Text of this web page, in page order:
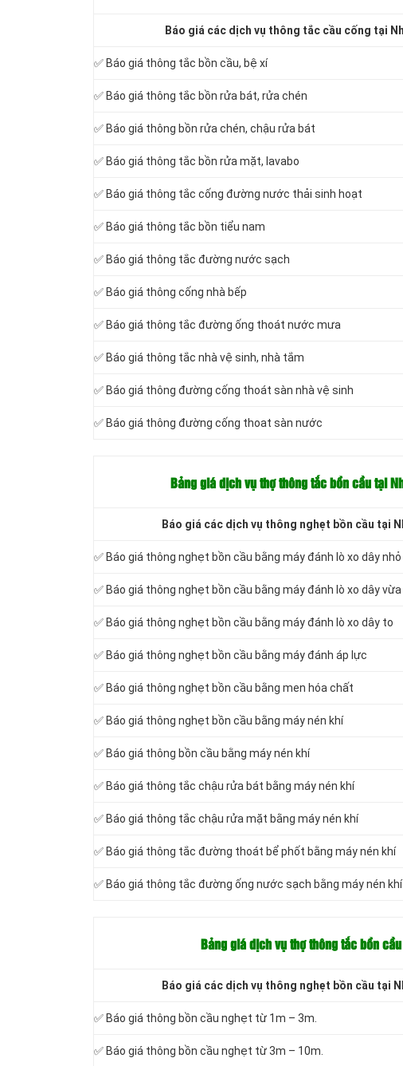
Báo giá các dịch vụ thông tắc cầu cống tại
✅ Báo giá thông tắc bồn cầu, bệ xí
✅ Báo giá thông tắc bồn rửa bát, rửa chén
✅ Báo giá thông bồn rửa chén, chậu rửa bát
✅ Báo giá thông tắc bồn rửa mặt, lavabo
‎✅ Báo giá thông tắc cống đường nước thải sinh hoạt
✅ Báo giá thông tắc bồn tiểu nam
✅ Báo giá thông tắc đường nước sạch
✅ Báo giá thông cống nhà bếp
✅ Báo giá thông tắc đường ống thoát nước mưa
✅ Báo giá thông tắc nhà vệ sinh, nhà tắm
✅ Báo giá thông đường cống thoát sàn nhà vệ sinh
✅ Báo giá thông đường cống thoat sàn nước
Bảng giá dịch vụ thợ thông tắc bồn cầu tại
Báo giá các dịch vụ thông nghẹt bồn cầu tại
✅ Báo giá thông nghẹt bồn cầu bằng máy đánh lò xo dây nhỏ
✅ Báo giá thông nghẹt bồn cầu bằng máy đánh lò xo dây vừa
✅ Báo giá thông nghẹt bồn cầu bằng máy đánh lò xo dây to
✅ Báo giá thông nghẹt bồn cầu bằng máy đánh áp lực
✅ Báo giá thông nghẹt bồn cầu bằng men hóa chất
✅ Báo giá thông nghẹt bồn cầu bằng máy nén khí
✅ Báo giá thông bồn cầu bằng máy nén khí
✅ Báo giá thông tắc chậu rửa bát bằng máy nén khí
✅ Báo giá thông tắc chậu rửa mặt bằng máy nén khí
✅ Báo giá thông tắc đường thoát bể phốt bằng máy nén khí
✅ Báo giá thông tắc đường ống nước sạch bằng máy nén khí
Bảng giá dịch vụ thợ thông tắc bồn
Báo giá các dịch vụ thông nghẹt bồn cầu tại
✅ Báo giá thông bồn cầu nghẹt từ 1m – 3m.
✅ Báo giá thông bồn cầu nghẹt từ 3m – 10m.